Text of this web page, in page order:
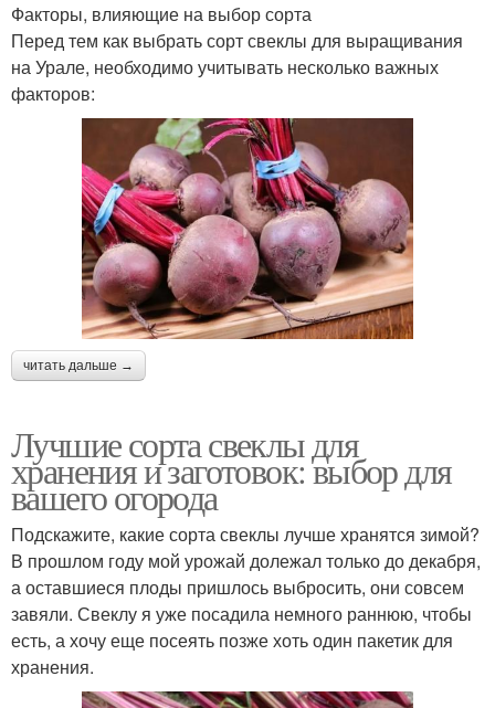
Факторы, влияющие на выбор сорта
Перед тем как выбрать сорт свеклы для выращивания
на Урале, необходимо учитывать несколько важных
факторов:
читать дальше →
Лучшие сорта свеклы для
хранения и заготовок: выбор для
вашего огорода
Подскажите, какие сорта свеклы лучше хранятся зимой?
В прошлом году мой урожай долежал только до декабря,
а оставшиеся плоды пришлось выбросить, они совсем
завяли. Свеклу я уже посадила немного раннюю, чтобы
есть, а хочу еще посеять позже хоть один пакетик для
хранения.